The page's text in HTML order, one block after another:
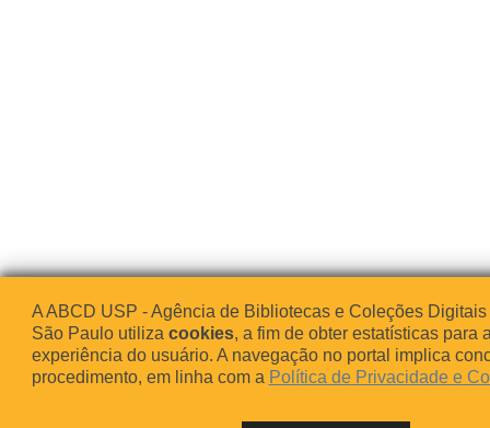
A ABCD USP - Agência de Bibliotecas e Coleções
São Paulo utiliza cookies, a fim de obter estatísticas para
experiência do usuário. A navegação no portal implica
procedimento, em linha com a Política de Privacidade e